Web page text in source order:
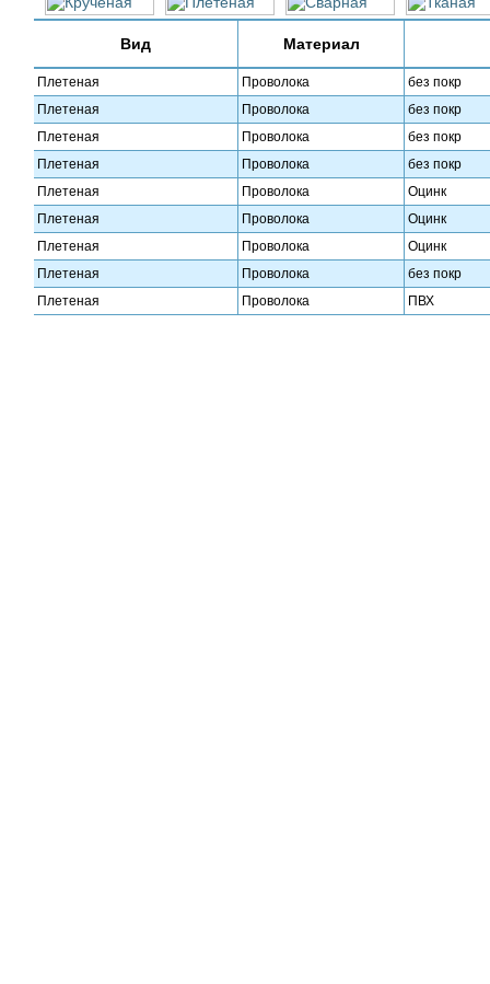
Вид Материал
Плетеная Проволока
без покр
Плетеная
Проволока
без покр
Плетеная
Проволока
без покр
Плетеная
Проволока
без покр
Плетеная
Проволока
Оцинк
Плетеная
Проволока
Оцинк
Плетеная
Проволока
Оцинк
Плетеная
Проволока
без покр
Плетеная
Проволока ПВХ